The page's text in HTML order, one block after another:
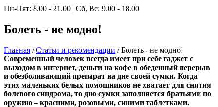
Пн-Пят: 8.00 - 21.00 | Сб, Вс: 9.00 - 18.00
Болеть - не модно!
Главная /Статьи и рекомендации /Болеть - не модно!
Современный человек всегда имеет при себе гаджет с
выходом в интернет, деньги на кофе в обеденный перерыв
и обезболивающий препарат на дне своей сумки. Когда
этих маленьких белых помощников не хватает для снятия
болевого синдрома, то дно сумки заполняется братьями по
оружию – красними, розовыми, синими таблетками.